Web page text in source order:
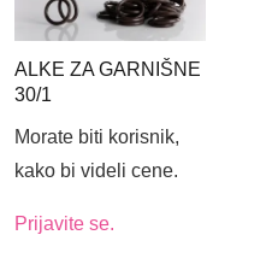
ALKE ZA GARNIŠNE
30/1
Morate biti korisnik,
kako bi videli cene.
Prijavite se.